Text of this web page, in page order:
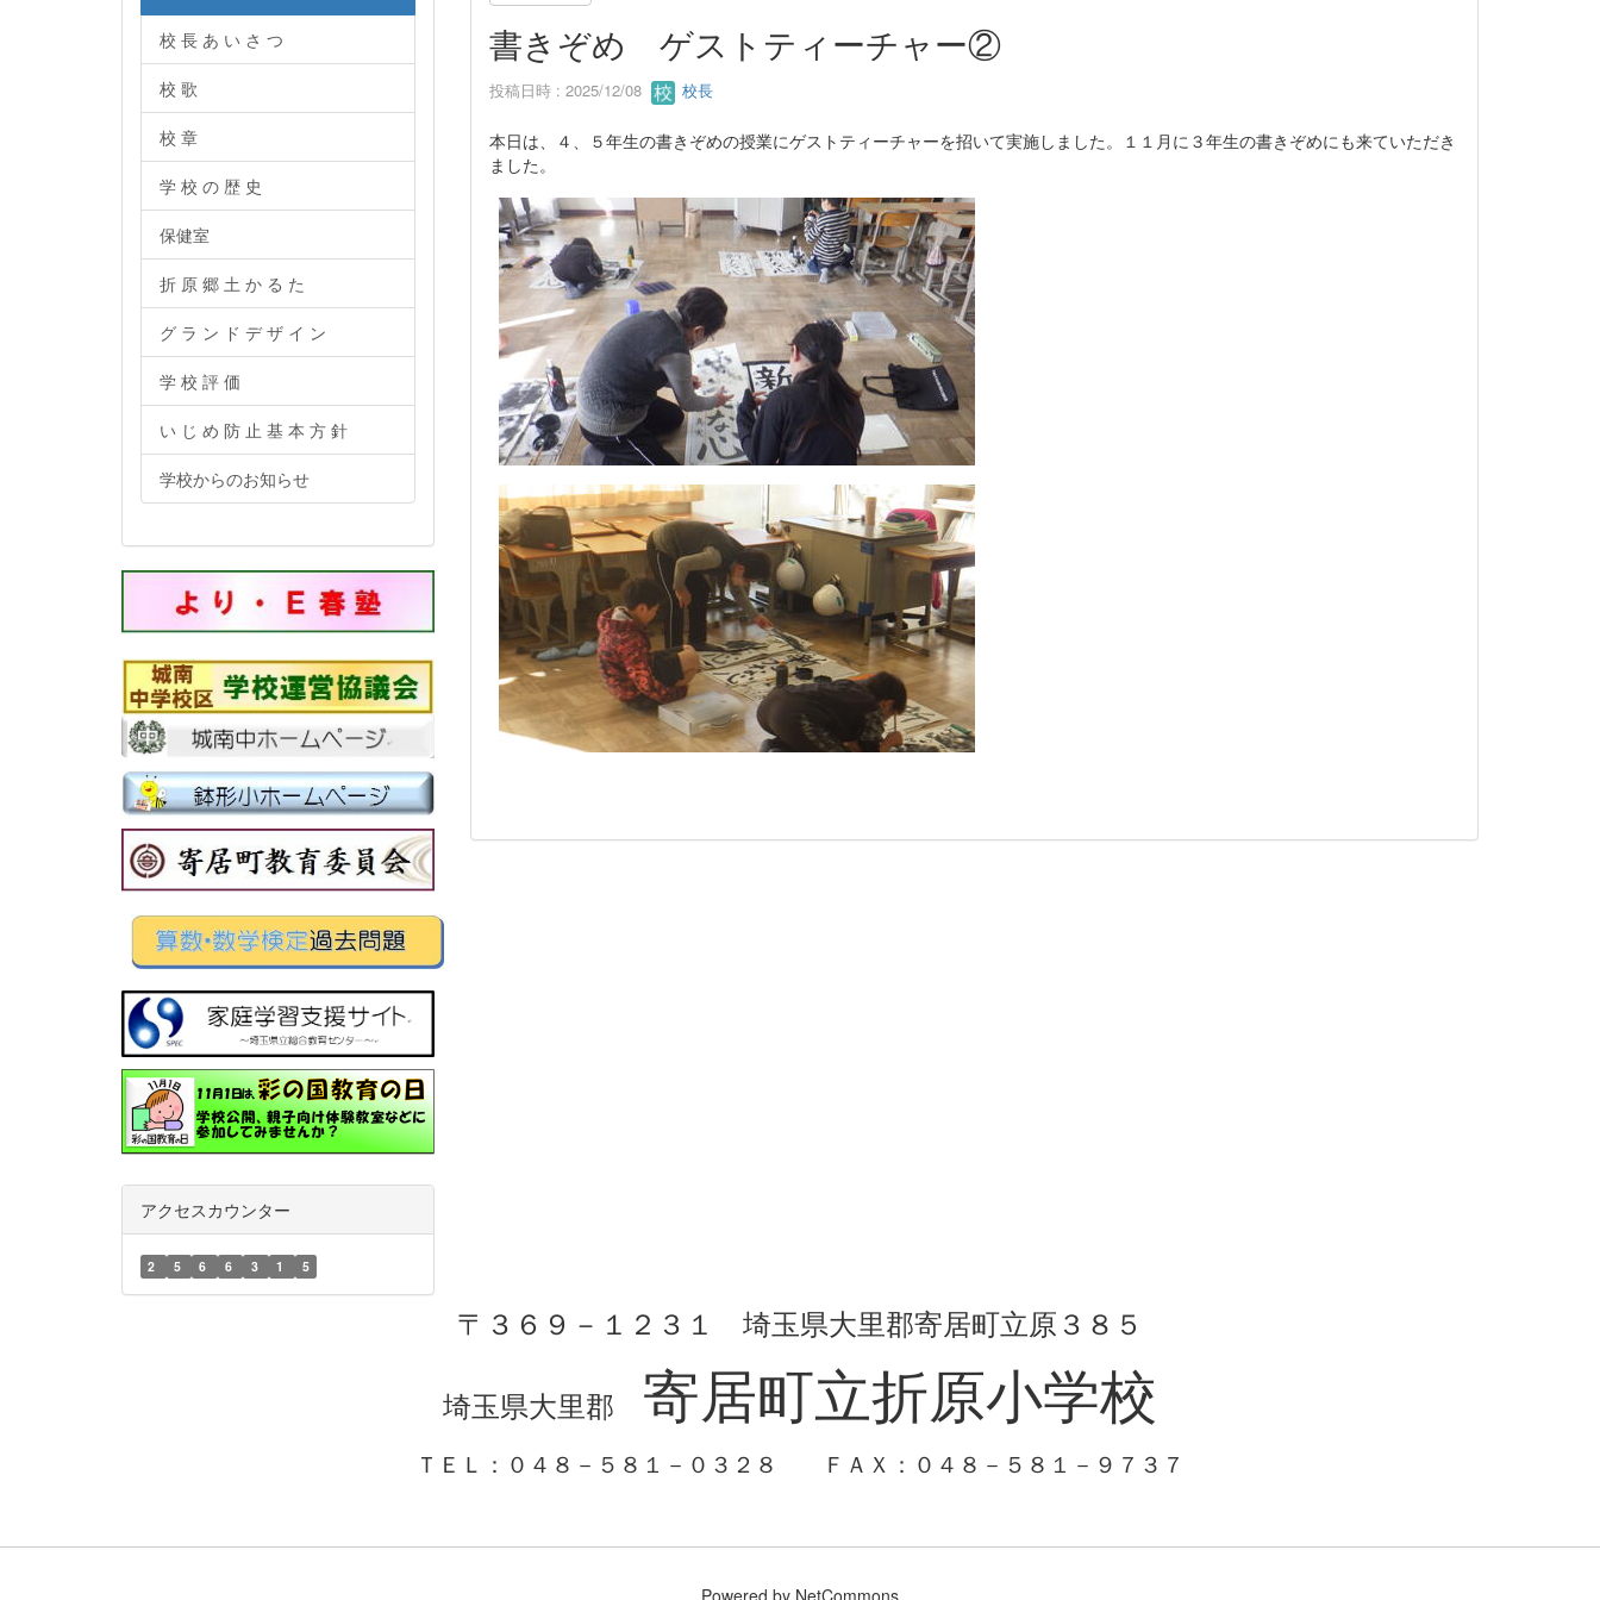
書きぞめ ゲストティーチャー②
投稿日時 : 2025/12/08 校長
本日は、４、５年生の書きぞめの授業にゲストティーチャーを招いて実施しました。１１月に３年生の書きぞめにも来ていただき
ました。
校 長 あ い さ つ
校 歌
校 章
学 校 の 歴 史
保健室
折 原 郷 土 か る た
グ ラ ン ド デ ザ イ ン
学 校 評 価
い じ め 防 止 基 本 方 針
学校からのお知らせ
アクセスカウンター
2 5 6 6 3 1 5
〒３６９－１２３１ 埼玉県大里郡寄居町立原３８５
埼玉県大里郡 寄居町立折原小学校
ＴＥＬ：０４８－５８１－０３２８ ＦＡＸ：０４８－５８１－９７３７